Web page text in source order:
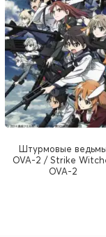
Штурмовые
OVA-2 / Strike
OVA-2